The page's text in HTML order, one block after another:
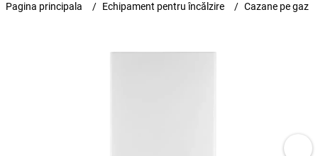
Pagina principala Echipament pentru încălzire Cazane pe gaz